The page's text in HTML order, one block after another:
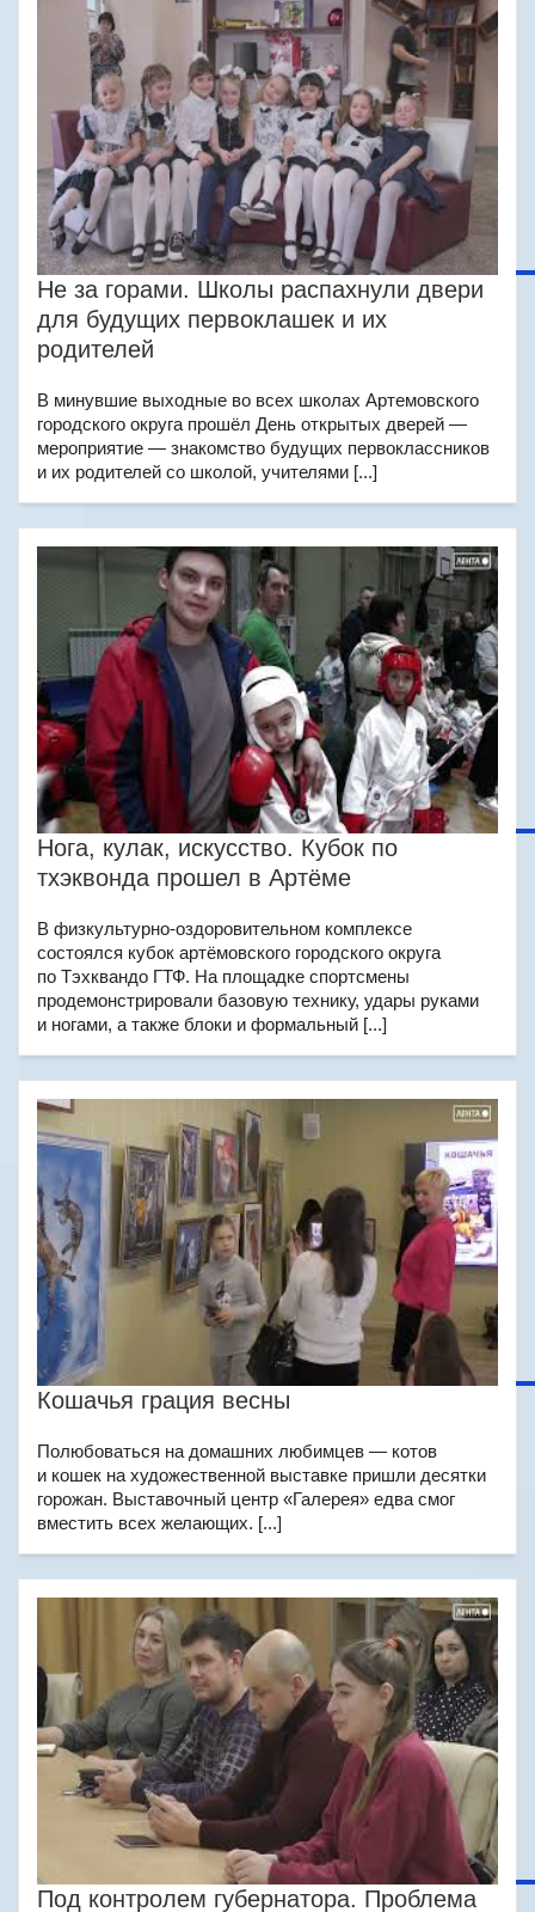
Не за горами. Школы распахнули двери
для будущих первоклашек и их
родителей
В минувшие выходные во всех школах Артемовского
городского округа прошёл День открытых дверей —
мероприятие — знакомство будущих первоклассников
и их родителей со школой, учителями [...]
Нога, кулак, искусство. Кубок по
тхэквонда прошел в Артёме
В физкультурно-оздоровительном комплексе
состоялся кубок артёмовского городского округа
по Тэхквандо ГТФ. На площадке спортсмены
продемонстрировали базовую технику, удары руками
и ногами, а также блоки и формальный [...]
Кошачья грация весны
Полюбоваться на домашних любимцев — котов
и кошек на художественной выставке пришли десятки
горожан. Выставочный центр «Галерея» едва смог
вместить всех желающих. [...]
Под контролем губернатора. Проблема